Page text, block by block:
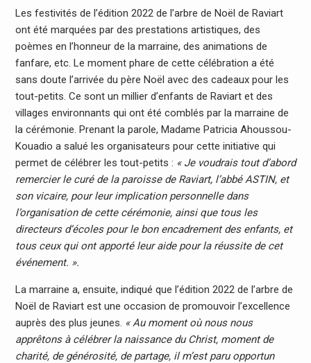
Les festivités de l’édition 2022 de l’arbre de Noël de Raviart
ont été marquées par des prestations artistiques, des
poèmes en l’honneur de la marraine, des animations de
fanfare, etc. Le moment phare de cette célébration a été
sans doute l’arrivée du père Noël avec des cadeaux pour les
tout-petits. Ce sont un millier d’enfants de Raviart et des
villages environnants qui ont été comblés par la marraine de
la cérémonie. Prenant la parole, Madame Patricia Ahoussou-
Kouadio a salué les organisateurs pour cette initiative qui
permet de célébrer les tout-petits : « Je voudrais tout d’abord
remercier le curé de la paroisse de Raviart, l’abbé ASTIN, et
son vicaire, pour leur implication personnelle dans
l’organisation de cette cérémonie, ainsi que tous les
directeurs d’écoles pour le bon encadrement des enfants, et
tous ceux qui ont apporté leur aide pour la réussite de cet
événement. ».
La marraine a, ensuite, indiqué que l’édition 2022 de l’arbre de
Noël de Raviart est une occasion de promouvoir l’excellence
auprès des plus jeunes. « Au moment où nous nous
apprêtons à célébrer la naissance du Christ, moment de
charité, de générosité, de partage, il m’est paru opportun